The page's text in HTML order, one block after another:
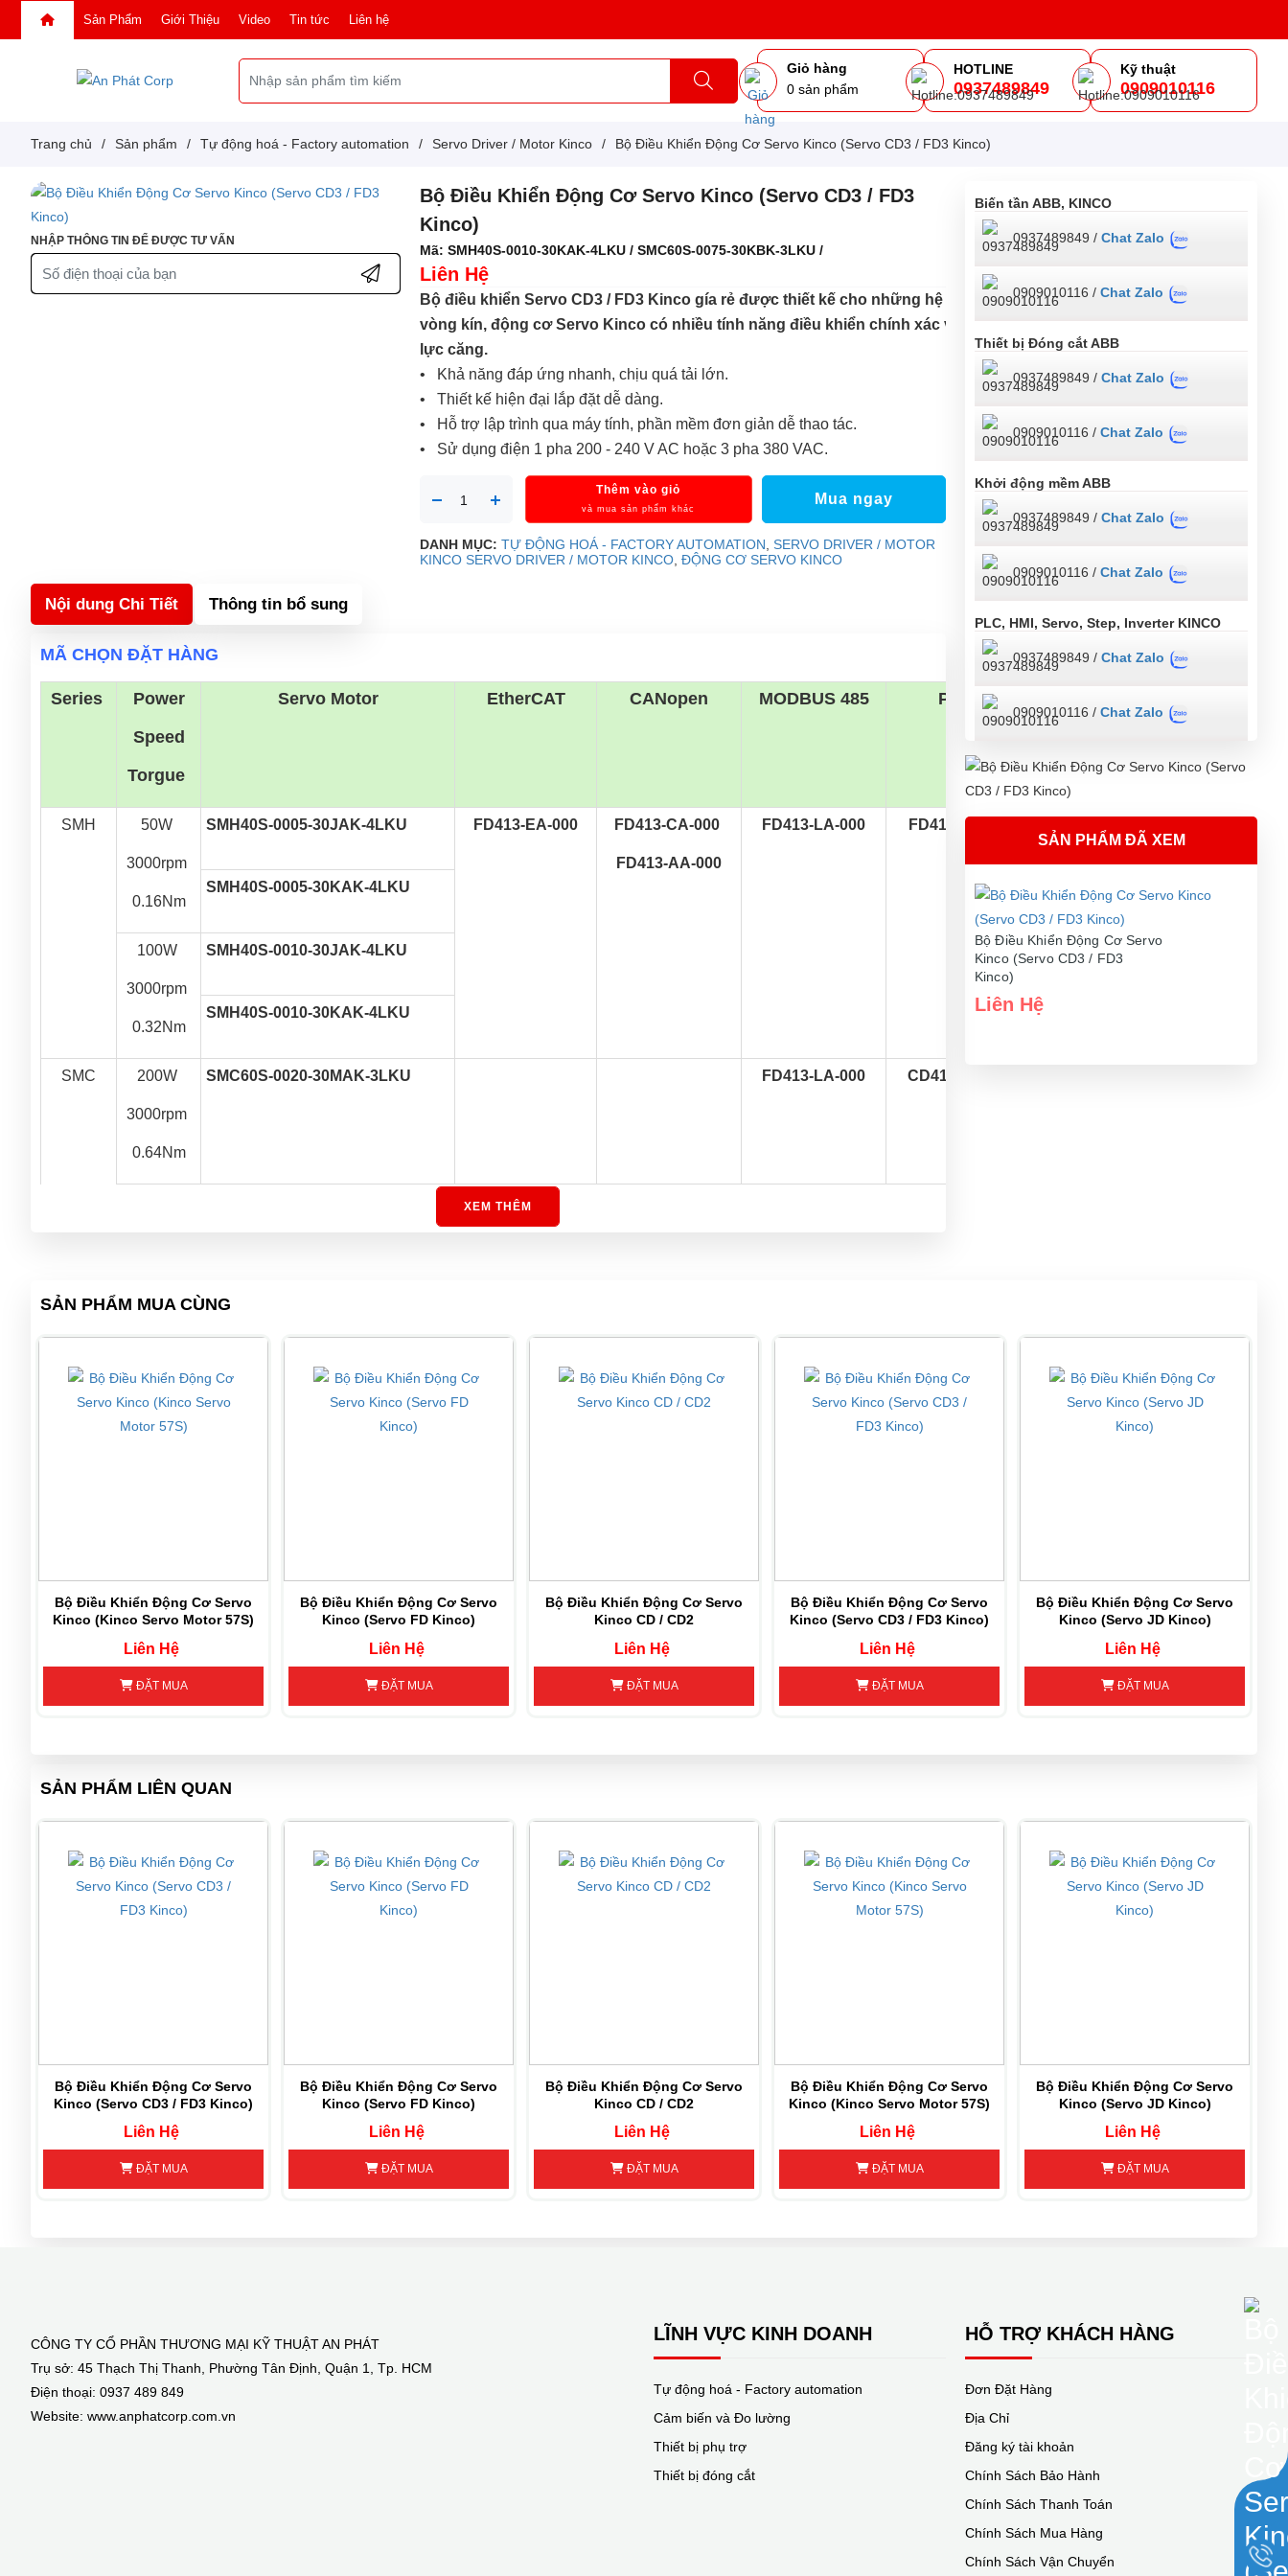
Sản Phẩm Giới Thiệu Video Tin tức Liên hệ
Giỏ hàng
0 sản phẩm
HOTLINE
0937489849
Kỹ thuật
0909010116
Trang chủ / Sản phẩm / Tự động hoá - Factory automation / Servo Driver / Motor Kinco / Bộ Điều Khiển Động Cơ Servo Kinco (Servo CD3 / FD3 Kinco)
NHẬP THÔNG TIN ĐỂ ĐƯỢC TƯ VẤN
Bộ Điều Khiển Động Cơ Servo Kinco (Servo CD3 / FD3
Kinco)
Mã:SMH40S-0010-30KAK-4LKU / SMC60S-0075-30KBK-3LKU /
Liên Hệ
Bộ điều khiển Servo CD3 / FD3 Kinco gía rẻ được thiết kế cho những hệ thống hồi tiếp
vòng kín, động cơ Servo Kinco có nhiều tính năng điều khiển chính xác vị trí, tốc độ,
lực căng.
•   Khả năng đáp ứng nhanh, chịu quá tải lớn.
•   Thiết kế hiện đại lắp đặt dễ dàng.
•   Hỗ trợ lập trình qua máy tính, phần mềm đơn giản dễ thao tác.
•   Sử dụng điện 1 pha 200 - 240 V AC hoặc 3 pha 380 VAC.
Thêm vào giỏ
và mua sản phẩm khác
Mua ngay
DANH MỤC:TỰ ĐỘNG HOÁ - FACTORY AUTOMATION ,SERVO DRIVER / MOTOR
KINCOSERVO DRIVER / MOTOR KINCO ,ĐỘNG CƠ SERVO KINCO
Nội dung Chi Tiết Thông tin bổ sung
MÃ CHỌN ĐẶT HÀNG
Series
Power
Speed
Torgue
Servo Motor EtherCAT CANopen MODBUS 485 Pules
SMH 50W
3000rpm
0.16Nm
SMH40S-0005-30JAK-4LKU FD413-EA-000 FD413-CA-000
FD413-AA-000
FD413-LA-000 FD413-AA-000
SMH40S-0005-30KAK-4LKU
100W
3000rpm
0.32Nm
SMH40S-0010-30JAK-4LKU
SMH40S-0010-30KAK-4LKU
SMC 200W
3000rpm
0.64Nm
SMC60S-0020-30MAK-3LKU FD413-LA-000 CD413-AA-000
2.39Nm
SMC60S-0020-30KBK-3LKU
400W
3000rpm
SMC60S-0040-30JAK-3LKU FD423-CA-000
FD423-AA-000
FD423-LA-000 FD423-AA-000
SMC60S-0040-30JBK-3LKU
SMC60S-0040-30KBK-3LKU
3000rpm
2.39Nm
SMC80S-0075-30JBK-3LKU
1KW
2000rpm
4.8Nm
FD422S-AF-000
SMC130D-0100-20ABK-4LKP
1.5KW
SMC130D-0150-20AAK-4LKP
FD432S-CA-000
FD432S-LA-000 CD432S-AA-000
2000rpm
10Nm
SMC130D-0200-20ABK-4LKP
1.5KW
SMC130D-0150-20AAK-4HKP
FD612S-CA-000
FD612S-LA-000 CD612S-AA-000
XEM THÊM
Biến tần ABB, KINCO
0937489849 / Chat Zalo
0909010116 / Chat Zalo
Thiết bị Đóng cắt ABB
0937489849 / Chat Zalo
0909010116 / Chat Zalo
Khởi động mềm ABB
0937489849 / Chat Zalo
0909010116 / Chat Zalo
PLC, HMI, Servo, Step, Inverter KINCO
0937489849 / Chat Zalo
0909010116 / Chat Zalo
SẢN PHẨM ĐÃ XEM
Bộ Điều Khiển Động Cơ Servo
Kinco (Servo CD3 / FD3
Kinco)
Liên Hệ
SẢN PHẨM MUA CÙNG
Bộ Điều Khiển Động Cơ Servo
Kinco (Kinco Servo Motor 57S)
Liên Hệ
ĐẶT MUA
Bộ Điều Khiển Động Cơ Servo
Kinco (Servo FD Kinco)
Liên Hệ
ĐẶT MUA
Bộ Điều Khiển Động Cơ Servo
Kinco CD / CD2
Liên Hệ
ĐẶT MUA
Bộ Điều Khiển Động Cơ Servo
Kinco (Servo CD3 / FD3 Kinco)
Liên Hệ
ĐẶT MUA
Bộ Điều Khiển Động Cơ Servo
Kinco (Servo JD Kinco)
Liên Hệ
ĐẶT MUA
SẢN PHẨM LIÊN QUAN
Bộ Điều Khiển Động Cơ Servo
Kinco (Servo CD3 / FD3 Kinco)
Liên Hệ
ĐẶT MUA
Bộ Điều Khiển Động Cơ Servo
Kinco (Servo FD Kinco)
Liên Hệ
ĐẶT MUA
Bộ Điều Khiển Động Cơ Servo
Kinco CD / CD2
Liên Hệ
ĐẶT MUA
Bộ Điều Khiển Động Cơ Servo
Kinco (Kinco Servo Motor 57S)
Liên Hệ
ĐẶT MUA
Bộ Điều Khiển Động Cơ Servo
Kinco (Servo JD Kinco)
Liên Hệ
ĐẶT MUA
CÔNG TY CỔ PHẦN THƯƠNG MẠI KỸ THUẬT AN PHÁT
Trụ sở: 45 Thạch Thị Thanh, Phường Tân Định, Quận 1, Tp. HCM
Điện thoại: 0937 489 849
Website: www.anphatcorp.com.vn
LĨNH VỰC KINH DOANH
Tự động hoá - Factory automation
Cảm biến và Đo lường
Thiết bị phụ trợ
Thiết bị đóng cắt
HỖ TRỢ KHÁCH HÀNG
Đơn Đặt Hàng
Địa Chỉ
Đăng ký tài khoản
Chính Sách Bảo Hành
Chính Sách Thanh Toán
Chính Sách Mua Hàng
Chính Sách Vận Chuyển